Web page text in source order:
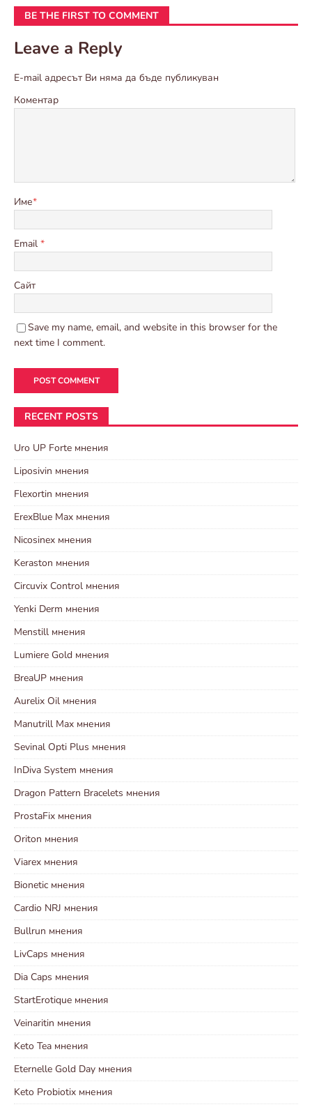
BE THE FIRST TO COMMENT
Leave a Reply
E-mail адресът Ви няма да бъде публикуван
Коментар
Име*
Email *
Сайт
Save my name, email, and website in this browser for the
next time I comment.
RECENT POSTS
Uro UP Forte мнения
Liposivin мнения
Flexortin мнения
ErexBlue Max мнения
Nicosinex мнения
Keraston мнения
Circuvix Control мнения
Yenki Derm мнения
Menstill мнения
Lumiere Gold мнения
BreaUP мнения
Aurelix Oil мнения
Manutrill Max мнения
Sevinal Opti Plus мнения
InDiva System мнения
Dragon Pattern Bracelets мнения
ProstaFix мнения
Oriton мнения
Viarex мнения
Bionetic мнения
Cardio NRJ мнения
Bullrun мнения
LivCaps мнения
Dia Caps мнения
StartErotique мнения
Veinaritin мнения
Keto Tea мнения
Eternelle Gold Day мнения
Keto Probiotix мнения